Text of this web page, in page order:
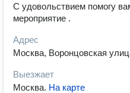
С удовольствием помогу
мероприятие .
Адрес
Москва, Воронцовская
Выезжает
Москва. На карте